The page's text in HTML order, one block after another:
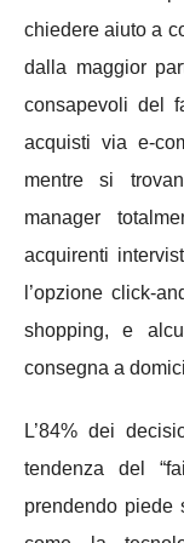
chiedere aiuto a
dalla maggior
consapevoli del
acquisti via e-
mentre si
manager
acquirenti
l’opzione click-
shopping, e
consegna a
L’84% dei
tendenza del
prendendo piede